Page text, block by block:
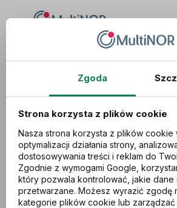
Zgoda
Strona korzysta z plików cookie
Nasza strona korzysta z plików cookie
optymalizacji działania strony,
dostosowywania treści i reklam do
Zgodnie z wymogami Google,
który pozwala kontrolować, jakie dane
przetwarzane. Możesz wyrazić zgodę
kategorie plików cookie lub zarządzać